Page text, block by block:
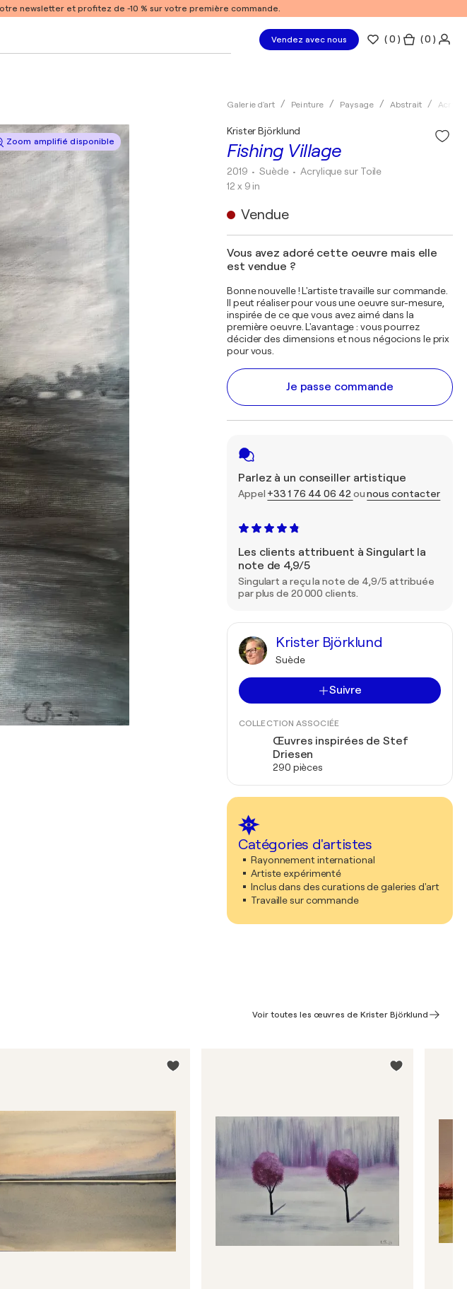
newsletter et profitez de -10 % sur votre première commande.
Vendez avec nous (0 ) ( 0 )
Zoom amplifié disponible
Galerie d'art Peinture Paysage Abstrait
Fishing Village
Krister Björklund
2019 • Suède •Acrylique sur Toile
12 x 9 in
Vendue
Vous avez adoré cette oeuvre mais elle
est vendue ?
Bonne nouvelle ! L'artiste travaille sur commande.
Il peut réaliser pour vous une oeuvre sur-mesure,
inspirée de ce que vous avez aimé dans la
première oeuvre. L'avantage : vous pourrez
décider des dimensions et nous négocions le prix
pour vous.
Je passe commande
Parlez à un conseiller artistique
Appel +33 1 76 44 06 42 ounous contacter
Les clients attribuent à Singulart la
note de 4,9/5
Singulart a reçu la note de 4,9/5 attribuée
par plus de 20 000 clients.
Krister Björklund
Suède
Suivre
COLLECTION ASSOCIÉE
Œuvres inspirées de Stef
Driesen
290 pièces
Catégories d'artistes
Rayonnement international
Artiste expérimenté
Inclus dans des curations de galeries d'art
Travaille sur commande
Voir toutes les œuvres de Krister Björklund